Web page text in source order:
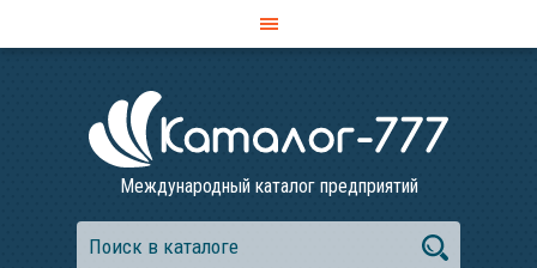
Международный каталог предприятий